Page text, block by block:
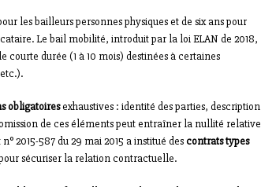
les bailleurs personnes physiques et de six ans pour
Le bail mobilité, introduit par la loi ELAN de 2018,
courte durée (1 à 10 mois) destinées à certaines
obligatoiresexhaustives : identité des parties, description
de ces éléments peut entraîner la nullité relative
2015-587 du 29 mai 2015 a institué descontrats types
sécuriser la relation contractuelle.